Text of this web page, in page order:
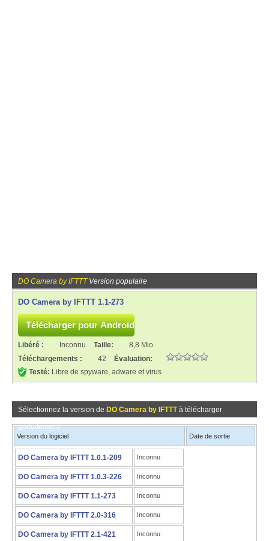
DO Camera by IFTTTVersion populaire
DO Camera by IFTTT 1.1-273
Libéré : Inconnu Taille:
8,8 Mio
Téléchargements :
42
Évaluation:
Testé: Libre de spyware, adware et virus
Sélectionnez la version de DO Camera by IFTTTà télécharger
gratuitement!
Version du logiciel Date de sortie
DO Camera by IFTTT 1.0.1-209 Inconnu
DO Camera by IFTTT 1.0.3-226 Inconnu
DO Camera by IFTTT 1.1-273 Inconnu
DO Camera by IFTTT 2.0-316 Inconnu
DO Camera by IFTTT 2.1-421 Inconnu